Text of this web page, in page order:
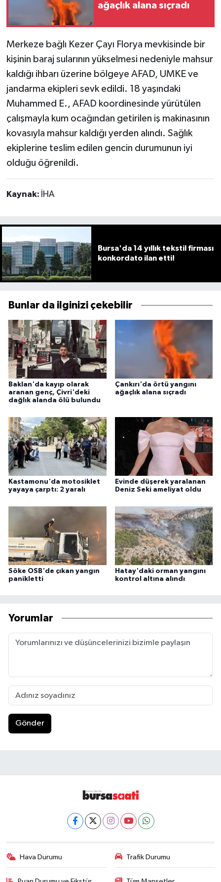
ağaçlık alana sıçradı
Merkeze bağlı Kezer Çayı Florya mevkisinde bir
kişinin baraj sularının yükselmesi nedeniyle mahsur
kaldığı ihbarı üzerine bölgeye AFAD, UMKE ve
jandarma ekipleri sevk edildi. 18 yaşındaki
Muhammed E., AFAD koordinesinde yürütülen
çalışmayla kum ocağından getirilen iş makinasının
kovasıyla mahsur kaldığı yerden alındı. Sağlık
ekiplerine teslim edilen gencin durumunun iyi
olduğu öğrenildi.
Kaynak: İHA
Bursa'da 14 yıllık tekstil firması
konkordato ilan etti!
Bunlar da ilginizi çekebilir
Baklan'da kayıp olarak
aranan genç, Çivri'deki
dağlık alanda ölü bulundu
Çankırı'da örtü yangını
ağaçlık alana sıçradı
Kastamonu'da motosiklet
yayaya çarptı: 2 yaralı
Evinde düşerek yaralanan
Deniz Seki ameliyat oldu
Söke OSB'de çıkan yangın
panikletti
Hatay'daki orman yangını
kontrol altına alındı
Yorumlar
Gönder
Hava Durumu Trafik Durumu